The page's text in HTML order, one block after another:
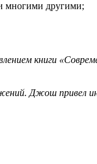
многими другими;
книги
Джош привел